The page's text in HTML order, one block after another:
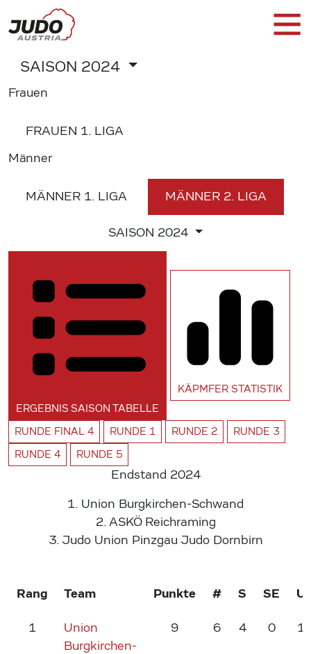
SAISON 2024
Frauen
FRAUEN 1. LIGA
Männer
MÄNNER 1. LIGA MÄNNER 2. LIGA
SAISON 2024
ERGEBNIS SAISON TABELLE
KÄPMFER STATISTIK
RUNDE FINAL 4 RUNDE 1 RUNDE 2 RUNDE 3
RUNDE 4 RUNDE 5
Endstand 2024
1. Union Burgkirchen-Schwand
2. ASKÖ Reichraming
3. Judo Union Pinzgau Judo Dornbirn
Rang Team Punkte # S SE U
1
Union
Burgkirchen-
9 6 4 0 1